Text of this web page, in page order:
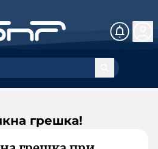
грешка!